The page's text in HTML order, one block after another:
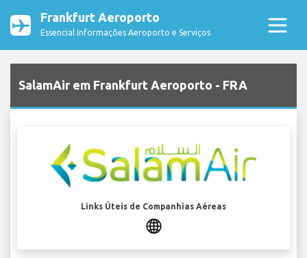
Frankfurt Aeroporto
Essencial Informações Aeroporto e Serviços
SalamAir em Frankfurt Aeroporto - FRA
Links Úteis de Companhias Aéreas